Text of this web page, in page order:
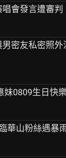
會發言遭審判
男密友私密照
妹0809生日快
華山粉絲遇暴